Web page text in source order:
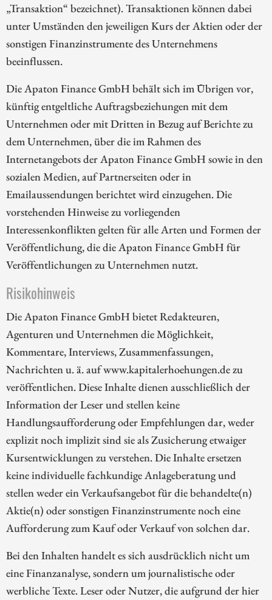
„Transaktion“ bezeichnet). Transaktionen können dabei
unter Umständen den jeweiligen Kurs der Aktien oder der
sonstigen Finanzinstrumente des Unternehmens
beeinflussen.
Die Apaton Finance GmbH behält sich im Übrigen vor,
künftig entgeltliche Auftragsbeziehungen mit dem
Unternehmen oder mit Dritten in Bezug auf Berichte zu
dem Unternehmen, über die im Rahmen des
Internetangebots der Apaton Finance GmbH sowie in den
sozialen Medien, auf Partnerseiten oder in
Emailaussendungen berichtet wird einzugehen. Die
vorstehenden Hinweise zu vorliegenden
Interessenkonflikten gelten für alle Arten und Formen der
Veröffentlichung, die die Apaton Finance GmbH für
Veröffentlichungen zu Unternehmen nutzt.
Risikohinweis
Die Apaton Finance GmbH bietet Redakteuren,
Agenturen und Unternehmen die Möglichkeit,
Kommentare, Interviews, Zusammenfassungen,
Nachrichten u. ä. auf www.kapitalerhoehungen.de zu
veröffentlichen. Diese Inhalte dienen ausschließlich der
Information der Leser und stellen keine
Handlungsaufforderung oder Empfehlungen dar, weder
explizit noch implizit sind sie als Zusicherung etwaiger
Kursentwicklungen zu verstehen. Die Inhalte ersetzen
keine individuelle fachkundige Anlageberatung und
stellen weder ein Verkaufsangebot für die behandelte(n)
Aktie(n) oder sonstigen Finanzinstrumente noch eine
Aufforderung zum Kauf oder Verkauf von solchen dar.
Bei den Inhalten handelt es sich ausdrücklich nicht um
eine Finanzanalyse, sondern um journalistische oder
werbliche Texte. Leser oder Nutzer, die aufgrund der hier